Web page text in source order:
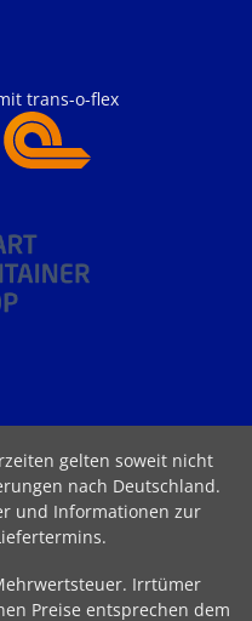
trans-o-flex
gelten soweit nicht
nach Deutschland.
und Informationen zur
.
Irrtümer
Preise entsprechen dem